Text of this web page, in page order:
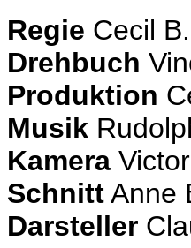
Regie Cecil
Drehbuch
Produktion
Musik
Kamera
SchnittAnne
Darsteller